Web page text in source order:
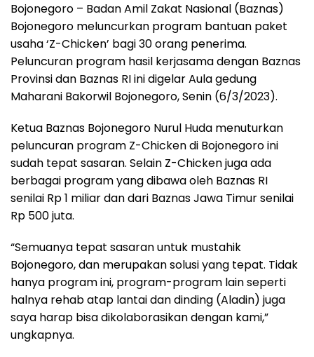
Bojonegoro – Badan Amil Zakat Nasional (Baznas)
Bojonegoro meluncurkan program bantuan paket
usaha ‘Z-Chicken’ bagi 30 orang penerima.
Peluncuran program hasil kerjasama dengan Baznas
Provinsi dan Baznas RI ini digelar Aula gedung
Maharani Bakorwil Bojonegoro, Senin (6/3/2023).
Ketua Baznas Bojonegoro Nurul Huda menuturkan
peluncuran program Z-Chicken di Bojonegoro ini
sudah tepat sasaran. Selain Z-Chicken juga ada
berbagai program yang dibawa oleh Baznas RI
senilai Rp 1 miliar dan dari Baznas Jawa Timur senilai
Rp 500 juta.
“Semuanya tepat sasaran untuk mustahik
Bojonegoro, dan merupakan solusi yang tepat. Tidak
hanya program ini, program-program lain seperti
halnya rehab atap lantai dan dinding (Aladin) juga
saya harap bisa dikolaborasikan dengan kami,”
ungkapnya.